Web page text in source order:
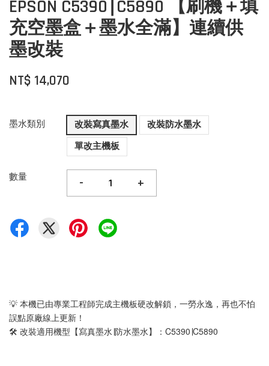
EPSON C5390∣C5890 【刷機＋填
充空墨盒＋墨水全滿】連續供
墨改裝
NT$ 14,070
墨水類別 改裝寫真墨水
改裝防水墨水
單改主機板
數量 - +
💡 本機已由專業工程師完成主機板硬改解鎖，一勞永逸，再也不怕
誤點原廠線上更新！
🛠️ 改裝適用機型【寫真墨水∣防水墨水】：C5390∣C5890